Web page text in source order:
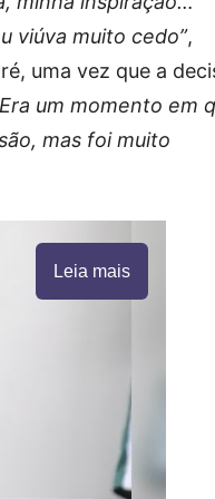
viúva muito cedo”,
uma vez que a
um momento em
mas foi muito
Leia mais